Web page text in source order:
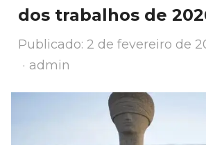
dos trabalhos de
Publicado: 2 de fevereiro de
Author
admin